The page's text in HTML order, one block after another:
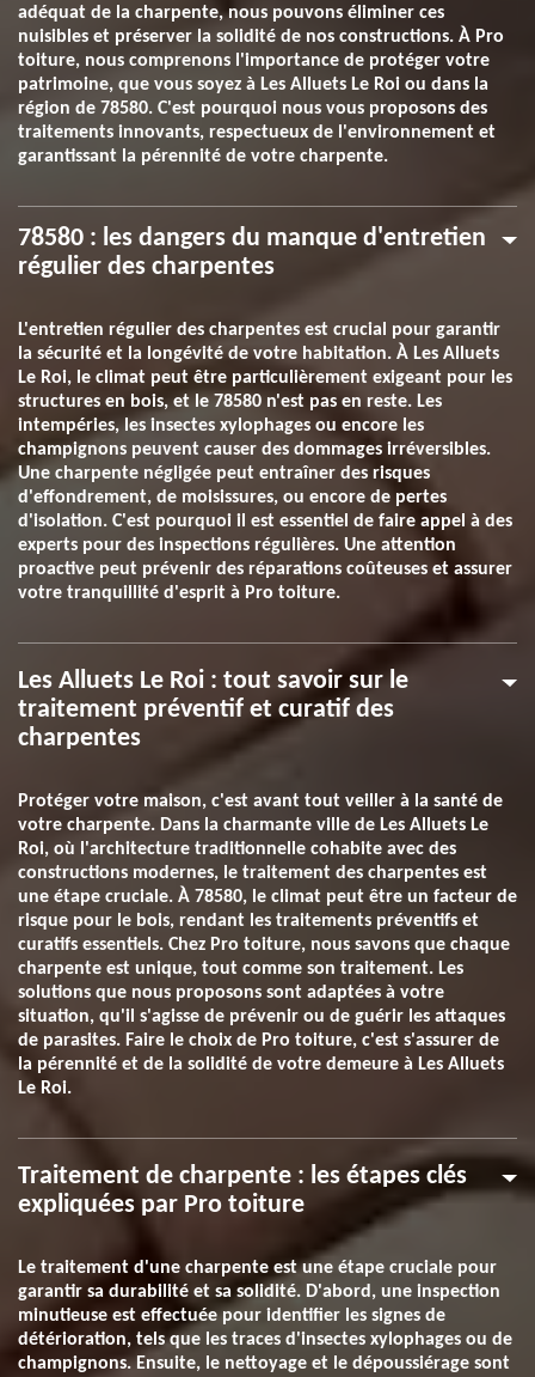
adéquat de la charpente, nous pouvons éliminer ces
nuisibles et préserver la solidité de nos constructions. À Pro
toiture, nous comprenons l'importance de protéger votre
patrimoine, que vous soyez à Les Alluets Le Roi ou dans la
région de 78580. C'est pourquoi nous vous proposons des
traitements innovants, respectueux de l'environnement et
garantissant la pérennité de votre charpente.
78580 : les dangers du manque d'entretien
régulier des charpentes
L'entretien régulier des charpentes est crucial pour garantir
la sécurité et la longévité de votre habitation. À Les Alluets
Le Roi, le climat peut être particulièrement exigeant pour les
structures en bois, et le 78580 n'est pas en reste. Les
intempéries, les insectes xylophages ou encore les
champignons peuvent causer des dommages irréversibles.
Une charpente négligée peut entraîner des risques
d'effondrement, de moisissures, ou encore de pertes
d'isolation. C'est pourquoi il est essentiel de faire appel à des
experts pour des inspections régulières. Une attention
proactive peut prévenir des réparations coûteuses et assurer
votre tranquillité d'esprit à Pro toiture.
Les Alluets Le Roi : tout savoir sur le
traitement préventif et curatif des
charpentes
Protéger votre maison, c'est avant tout veiller à la santé de
votre charpente. Dans la charmante ville de Les Alluets Le
Roi, où l'architecture traditionnelle cohabite avec des
constructions modernes, le traitement des charpentes est
une étape cruciale. À 78580, le climat peut être un facteur de
risque pour le bois, rendant les traitements préventifs et
curatifs essentiels. Chez Pro toiture, nous savons que chaque
charpente est unique, tout comme son traitement. Les
solutions que nous proposons sont adaptées à votre
situation, qu'il s'agisse de prévenir ou de guérir les attaques
de parasites. Faire le choix de Pro toiture, c'est s'assurer de
la pérennité et de la solidité de votre demeure à Les Alluets
Le Roi.
Traitement de charpente : les étapes clés
expliquées par Pro toiture
Le traitement d'une charpente est une étape cruciale pour
garantir sa durabilité et sa solidité. D'abord, une inspection
minutieuse est effectuée pour identifier les signes de
détérioration, tels que les traces d'insectes xylophages ou de
champignons. Ensuite, le nettoyage et le dépoussiérage sont